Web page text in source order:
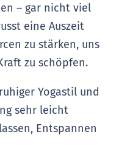
– gar nicht viel
eine Auszeit
zu stärken, uns
zu schöpfen.
Yogastil und
sehr leicht
Entspannen